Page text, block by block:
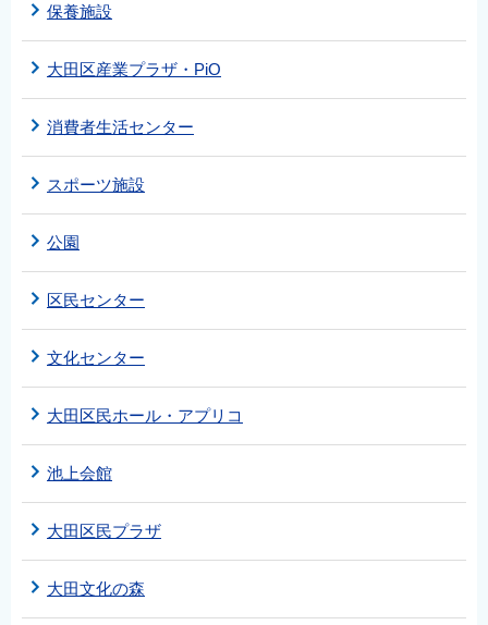
保養施設
大田区産業プラザ・PiO
消費者生活センター
スポーツ施設
公園
区民センター
文化センター
大田区民ホール・アプリコ
池上会館
大田区民プラザ
大田文化の森